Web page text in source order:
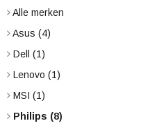
Alle merken
Asus (4)
Dell (1)
Lenovo (1)
MSI (1)
Philips (8)